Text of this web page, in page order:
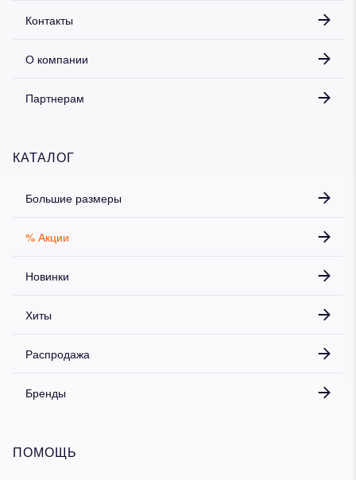
Контакты
О компании
Партнерам
КАТАЛОГ
Большие размеры
% Акции
Новинки
Хиты
Распродажа
Бренды
ПОМОЩЬ